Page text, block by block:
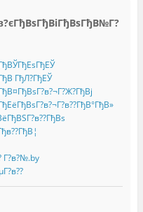
ГђЛ?ГђЕЎ
Г?в?№.by